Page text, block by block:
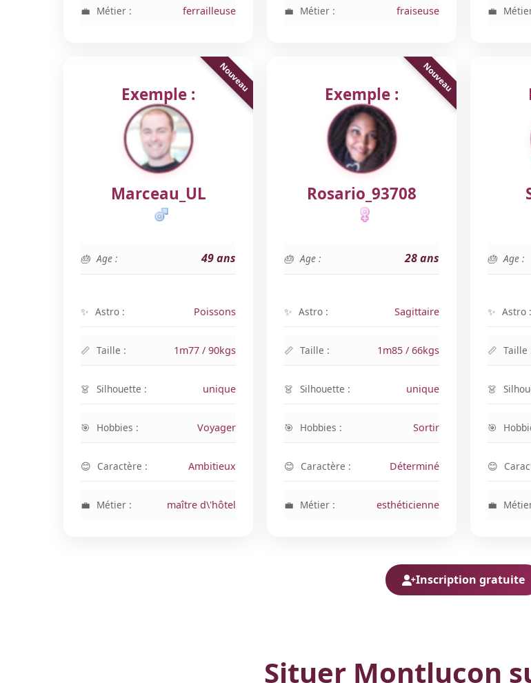
Métier : ferrailleuse Métier : fraiseuse
Exemple :
Marceau_UL
Age : 49 ans
Astro : Poissons
Taille : 1m77 / 90kgs
Silhouette : unique
Hobbies : Voyager
Caractère : Ambitieux
Métier : maître d\'hôtel
Exemple :
Rosario_93708
Age : 28 ans
Astro : Sagittaire
Taille : 1m85 / 66kgs
Silhouette : unique
Hobbies : Sortir
Caractère : Déterminé
Métier : esthéticienne
Age :
Astro :
Taille
Inscription gratuite
Situer Montluçon